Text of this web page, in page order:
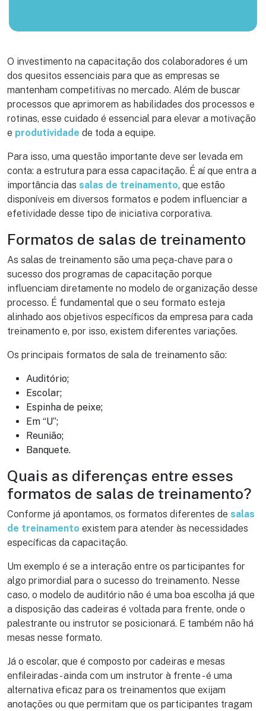
O investimento na capacitação dos colaboradores é um
dos quesitos essenciais para que as empresas se
mantenham competitivas no mercado. Além de buscar
processos que aprimorem as habilidades dos processos e
rotinas, esse cuidado é essencial para elevar a motivação
e produtividade de toda a equipe.
Para isso, uma questão importante deve ser levada em
conta: a estrutura para essa capacitação. É aí que entra a
importância das salas de treinamento, que estão
disponíveis em diversos formatos e podem influenciar a
efetividade desse tipo de iniciativa corporativa.
Formatos de salas de treinamento
As salas de treinamento são uma peça-chave para o
sucesso dos programas de capacitação porque
influenciam diretamente no modelo de organização desse
processo. É fundamental que o seu formato esteja
alinhado aos objetivos específicos da empresa para cada
treinamento e, por isso, existem diferentes variações.
Os principais formatos de sala de treinamento são:
Auditório;
Escolar;
Espinha de peixe;
Em “U”;
Reunião;
Banquete.
Quais as diferenças entre esses
formatos de salas de treinamento?
Conforme já apontamos, os formatos diferentes de salas
de treinamento existem para atender às necessidades
específicas da capacitação.
Um exemplo é se a interação entre os participantes for
algo primordial para o sucesso do treinamento. Nesse
caso, o modelo de auditório não é uma boa escolha já que
a disposição das cadeiras é voltada para frente, onde o
palestrante ou instrutor se posicionará. E também não há
mesas nesse formato.
Já o escolar, que é composto por cadeiras e mesas
enfileiradas - ainda com um instrutor à frente - é uma
alternativa eficaz para os treinamentos que exijam
anotações ou que permitam que os participantes tragam